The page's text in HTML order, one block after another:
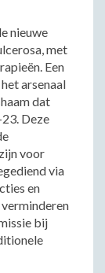
nieuwe
met
Een
arsenaal
dat
Deze
voor
via
en
bij